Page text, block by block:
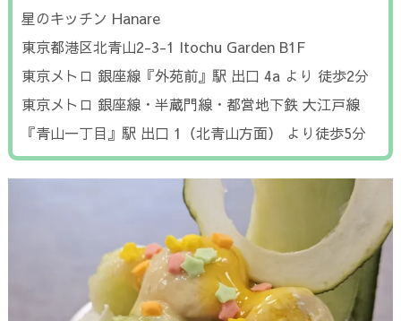
星のキッチン Hanare
東京都港区北青山2-3-1 Itochu Garden B1F
東京メトロ 銀座線『外苑前』駅 出口 4a より 徒歩2分
東京メトロ 銀座線・半蔵門線・都営地下鉄 大江戸線
『青山一丁目』駅 出口 1（北青山方面） より徒歩5分